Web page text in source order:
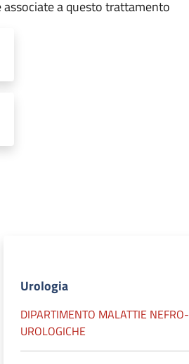
a questo trattamento
Urologia
DIPARTIMENTO MALATTIE NEFRO-
UROLOGICHE